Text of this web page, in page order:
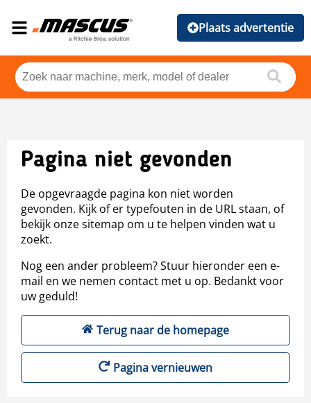
Plaats advertentie
Pagina niet gevonden
De opgevraagde pagina kon niet worden
gevonden. Kijk of er typefouten in de URL staan, of
bekijk onze sitemap om u te helpen vinden wat u
zoekt.
Nog een ander probleem? Stuur hieronder een e-
mail en we nemen contact met u op. Bedankt voor
uw geduld!
Terug naar de homepage
Pagina vernieuwen